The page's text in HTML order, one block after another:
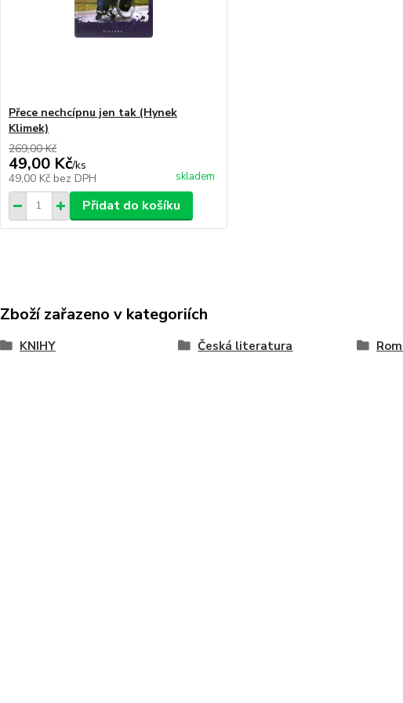
Přece nechcípnu jen tak (Hynek
Klimek)
269,00 Kč
49,00 Kč/ks
49,00 Kč bez DPH skladem
Přidat do košíku
Zboží zařazeno v kategoriích
KNIHY Česká literatura